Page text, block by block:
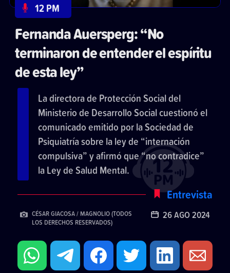
12 PM
Fernanda Auersperg: “No
terminaron de entender el espíritu
de esta ley”
La directora de Protección Social del
Ministerio de Desarrollo Social cuestionó el
comunicado emitido por la Sociedad de
Psiquiatría sobre la ley de “internación
compulsiva” y afirmó que “no contradice”
la Ley de Salud Mental.
Entrevista
CÉSAR GIACOSA / MAGNOLIO (TODOS
LOS DERECHOS RESERVADOS)
26 AGO 2024